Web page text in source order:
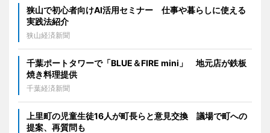
狭山で初心者向けAI活用セミナー 仕事や暮らしに使える
実践法紹介
狭山経済新聞
千葉ポートタワーで「BLUE＆FIRE mini」 地元店が鉄板
焼き料理提供
千葉経済新聞
上里町の児童生徒16人が町長らと意見交換 議場で町への
提案、再質問も